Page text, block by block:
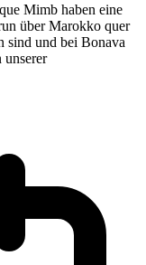
Mimb haben eine
über Marokko quer
sind und bei Bonava
unserer